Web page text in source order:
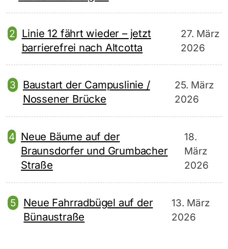
Linie 12 fährt wieder – jetzt
barrierefrei nach Altcotta
27. März
2026
Baustart der Campuslinie /
Nossener Brücke
25. März
2026
Neue Bäume auf der
Braunsdorfer und Grumbacher
Straße
18.
März
2026
Neue Fahrradbügel auf der
Bünaustraße
13. März
2026